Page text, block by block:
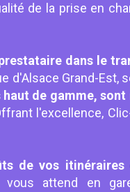
de la prise en
dans le
d'Alsace Grand-
de gamme,
l'excellence,
de vos
vous attend en